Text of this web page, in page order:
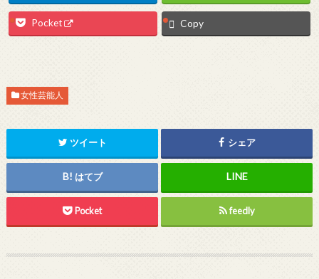
Pocket Copy
女性芸能人
ツイート シェア
はてブ
Pocket feedly